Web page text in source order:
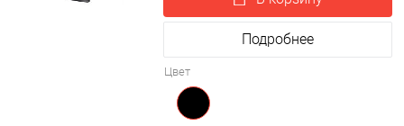
Подробнее
Цвет